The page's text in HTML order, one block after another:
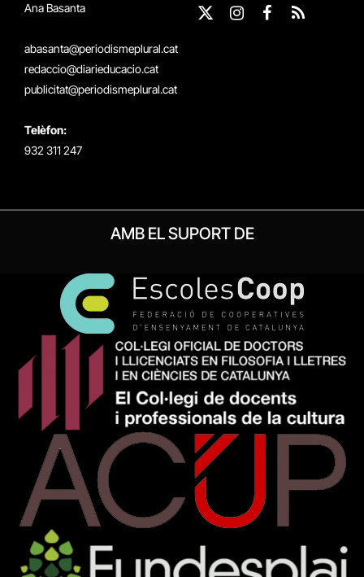
Ana Basanta
abasanta@periodismeplural.cat
redaccio@diarieducacio.cat
publicitat@periodismeplural.cat
Telèfon:
932 311 247
X
Instagram
Facebook
RSS
AMB EL SUPORT DE